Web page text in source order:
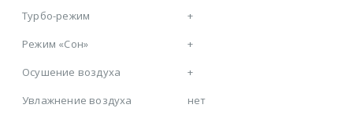
Турбо-режим
+
Режим «Сон»
+
Осушение воздуха
+
Увлажнение воздуха
нет